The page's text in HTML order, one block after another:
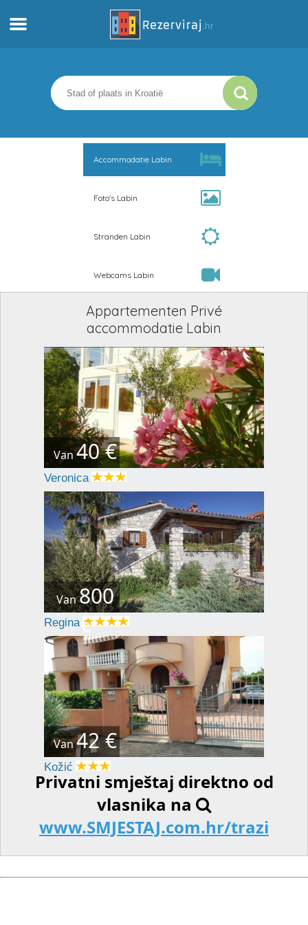
Appartementen
Toeristeninformatie
Accommodatie Labin
Foto's Labin
Stranden Labin
Webcams Labin
Appartementen Privé
accommodatie Labin
Van40 €
Veronica
Van800
€
Regina
Van42 €
Kožić
Privatni smještaj direktno od
vlasnika na
www.SMJESTAJ.com.hr/trazi